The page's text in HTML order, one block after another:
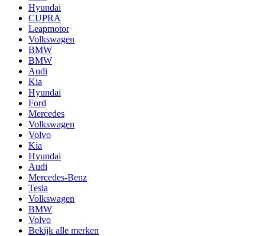
Hyundai
CUPRA
Leapmotor
Volkswagen
BMW
BMW
Audi
Kia
Hyundai
Ford
Mercedes
Volkswagen
Volvo
Kia
Hyundai
Audi
Mercedes-Benz
Tesla
Volkswagen
BMW
Volvo
Bekijk alle merken